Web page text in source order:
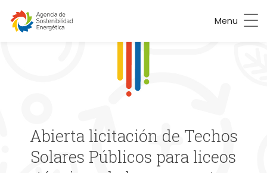
Menu
Abierta licitación de Techos
Solares Públicos para liceos